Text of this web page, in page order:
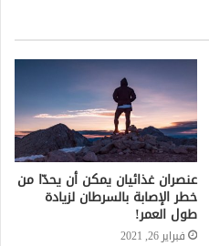
عنصران غذائيان يمكن أن يحدّا من
خطر الإصابة بالسرطان لزيادة
طول العمر!
فبراير 26, 2021